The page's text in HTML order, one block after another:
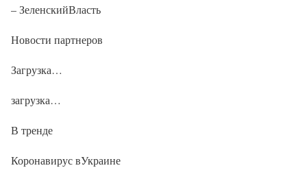
– ЗеленскийВласть
Новости партнеров
Загрузка…
загрузка…
В тренде
Коронавирус вУкраине